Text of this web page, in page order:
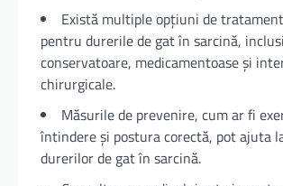
Există multiple opțiuni de
pentru durerile de gat în sarcină,
conservatoare, medicamentoase și
chirurgicale.
Măsurile de prevenire, cum ar fi
întindere și postura corectă, pot ajuta
durerilor de gat în sarcină.